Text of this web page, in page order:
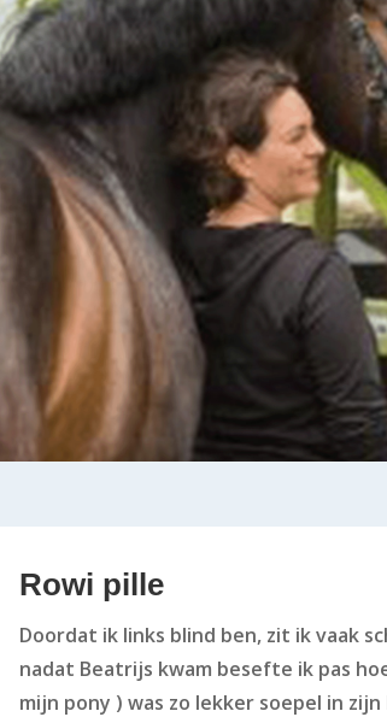
Rowi pille
Doordat ik links blind ben, zit ik vaak
nadat Beatrijs kwam besefte ik pas
mijn pony ) was zo lekker soepel in